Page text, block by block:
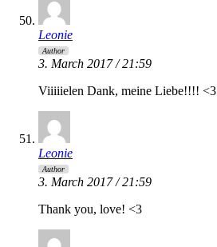
Leonie
Author
3. March 2017 / 21:59
Viiiiielen Dank, meine Liebe!!!! <3
Leonie
Author
3. March 2017 / 21:59
Thank you, love! <3